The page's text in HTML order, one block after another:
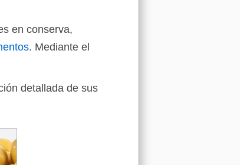
en conserva,
. Mediante el
detallada de sus